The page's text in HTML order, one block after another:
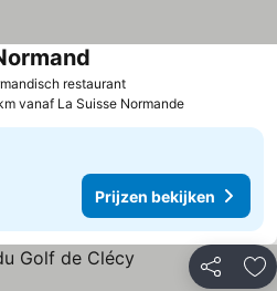
restaurant
vanaf La Suisse Normande
Prijzen bekijken
Delen